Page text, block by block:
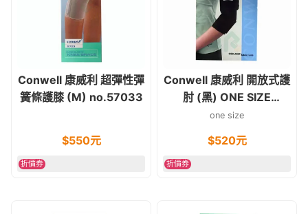
Conwell 康威利 超彈性彈
簧條護膝 (M) no.57033
$550元
折價券
Conwell 康威利 開放式護
肘 (黑) ONE SIZE
no.53200
one size
$520元
折價券